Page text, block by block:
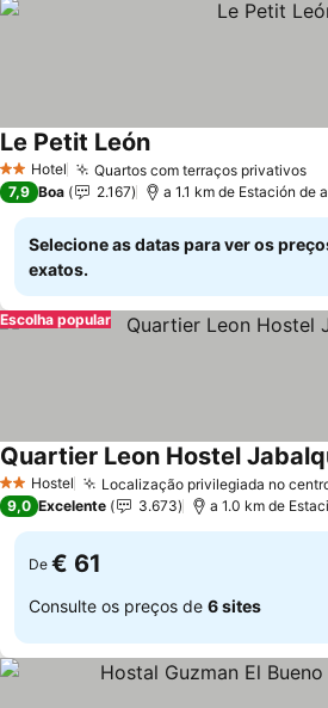
2 Estrelas
Hotel Quartos com terraços privativos
Le Petit LeónVer preços
7,9 Boa 2.167 a 1.1 km de Estación de
Selecione as datas para ver os
exatos.
Escolha popular
2 Estrelas
Hostel Localização privilegiada no
Quartier Leon Hostel
9,0 Excelente 3.673 a 1.0 km de
De € 61
Consulte os preços de 6 sites